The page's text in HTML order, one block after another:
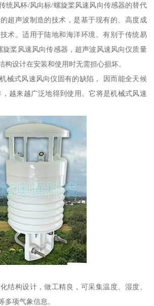
统风杯/风向标/螺旋桨风速风向传感器的替代
超声波制造的技术，是基于现有的、高度成
术。适用于陆地和海洋环境。有别于传统易
旋桨风速风向传感器，超声波风速风向仪质量
构设计在安装和使用时无需担心损坏。
械式风速风向仪固有的缺陷， 因而能全天候
越来越广泛地得到使用。它将是机械式风速
结构设计，做工精良，可采集温度、湿度、
多项气象信息。